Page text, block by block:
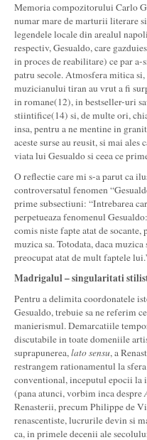
Memoria compozitorului Carlo
numar mare de marturii literare
legendele locale din arealul
respectiv, Gesualdo, care
in proces de reabilitare) ce par a-
patru secole. Atmosfera mitica
muzicianului tiran au vrut a fi
in romane(12), in bestseller-uri
stiintifice(14) si, de multe ori,
insa, pentru a ne mentine in
aceste surse au reusit, si mai ales
viata lui Gesualdo si ceea ce
O reflectie care mi s-a parut ca
controversatul fenomen
prime subsectiuni: “Intrebarea
perpetueaza fenomenul
comis niste fapte atat de
muzica sa. Totodata, daca
preocupat atat de mult faptele
Madrigalul – singularitati
Pentru a delimita coordonatele
Gesualdo, trebuie sa ne referim
manierismul. Demarcatiile
discutabile in toate domeniile
suprapunerea,lato sensu, a
restrangem rationamentul la
conventional, inceputul epocii
(pana atunci, vorbim inca despre
Renasterii, precum Philippe de
renascentiste, lucrurile devin si
ca, in primele decenii ale